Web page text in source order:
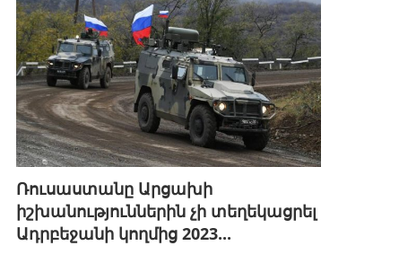
Ռուսաստանը Արցախի
իշխանություններին չի տեղեկացրել
Ադրբեջանի կողմից 2023...